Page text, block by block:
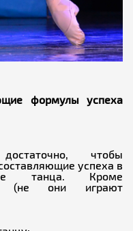
формулы успеха
чтобы
успеха в
танца. Кроме
(не они играют